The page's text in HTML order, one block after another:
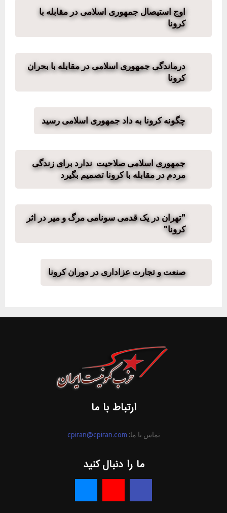
اوج استیصال جمهوری اسلامی در مقابله با
کرونا
درماندگی جمهوری اسلامی در مقابله با بحران
کرونا
چگونه کرونا به داد جمهوری اسلامی رسید
جمهوری اسلامی صلاحیت ندارد برای زندگی
مردم در مقابله با کرونا تصمیم بگیرد
"تهران در یک قدمی سونامی مرگ و میر در اثر
کرونا"
صنعت و تجارت عزاداری در دوران کرونا
ارتباط با ما
تماس با ما: cpiran@cpiran.com
ما را دنبال کنید